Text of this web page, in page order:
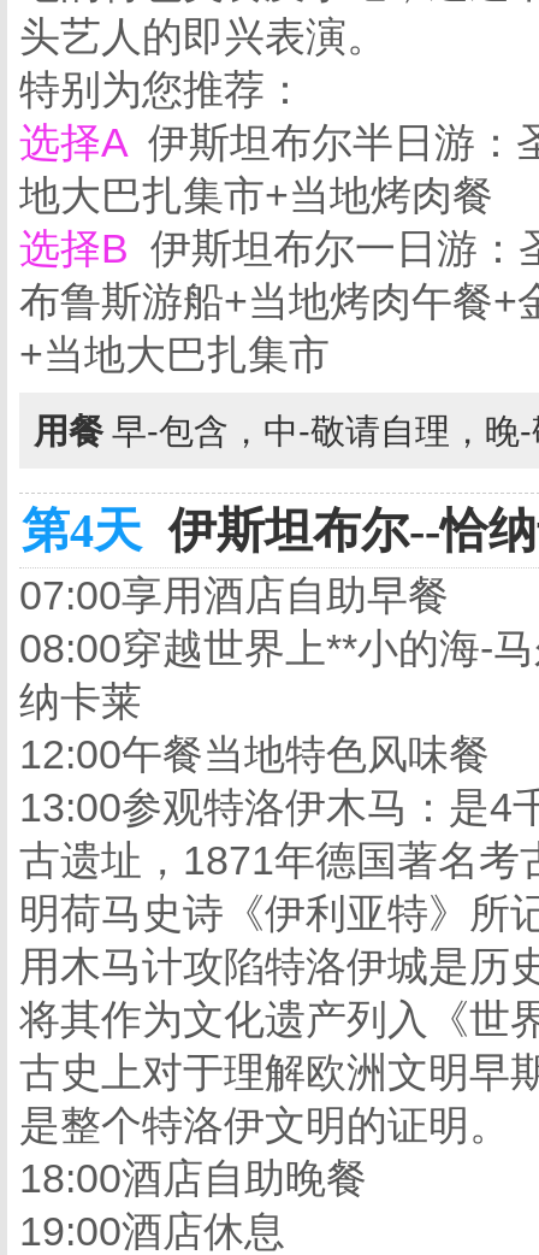
头艺人的即兴表演。
特别为您推荐：
选择A 伊斯坦布尔半日游：
地大巴扎集市+当地烤肉餐
选择B 伊斯坦布尔一日游：
布鲁斯游船+当地烤肉午餐+
+当地大巴扎集市
用餐 早-包含，中-敬请自理，晚
第4天 伊斯坦布尔--恰
07:00享用酒店自助早餐
08:00穿越世界上**小的海-
纳卡莱
12:00午餐当地特色风味餐
13:00参观特洛伊木马：是4
古遗址，1871年德国著名考
明荷马史诗《伊利亚特》所
用木马计攻陷特洛伊城是历
将其作为文化遗产列入《世
古史上对于理解欧洲文明早
是整个特洛伊文明的证明。
18:00酒店自助晚餐
19:00酒店休息